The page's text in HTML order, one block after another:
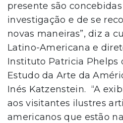
presente são
investigação e de se
novas maneiras”, diz a
Latino-Americana e
Instituto Patricia Phelps
Estudo da Arte da
Inés Katzenstein. “A
aos visitantes ilustres
americanos que estão